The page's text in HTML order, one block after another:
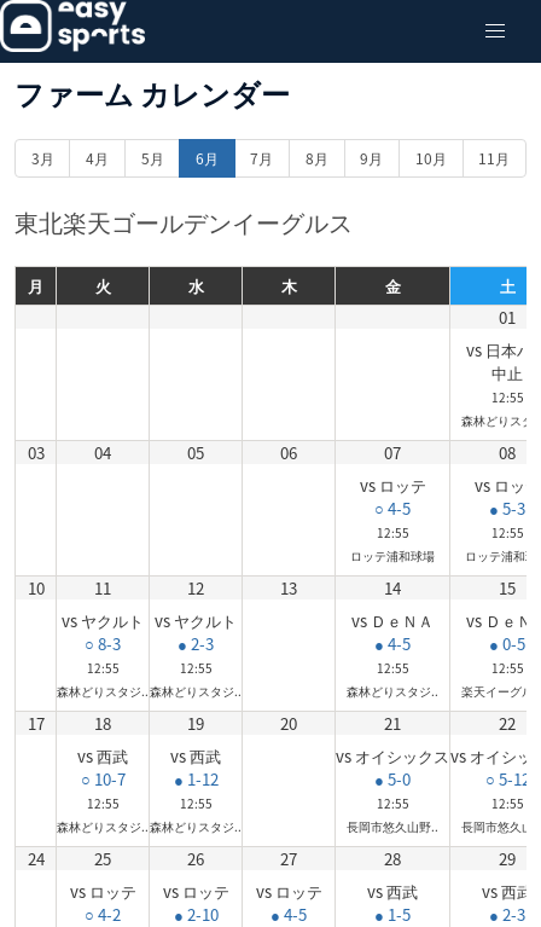
ファーム カレンダー
3月 4月 5月 6月 7月 8月 9月 10月 11月
東北楽天ゴールデンイーグルス
月 火 水 木 金
土
01
vs 日本ハ
中止
12:55
森林どりスタ
03 04 05 06
07
vs ロッテ
○ 4-5
12:55
ロッテ浦和球場
08
vs ロッテ
● 5-3
12:55
ロッテ浦和球
10
11
vs ヤクルト
○ 8-3
12:55
森林どりスタジ..
12
vs ヤクルト
● 2-3
12:55
森林どりスタジ..
13
14
vs ＤｅＮＡ
● 4-5
12:55
森林どりスタジ..
15
vs ＤｅＮ
● 0-5
12:55
楽天イーグル
17
18
vs 西武
○ 10-7
12:55
森林どりスタジ..
19
vs 西武
● 1-12
12:55
森林どりスタジ..
20
21
vs オイシックス
● 5-0
12:55
長岡市悠久山野..
22
vs オイシッ
○ 5-12
12:55
長岡市悠久山
24
25
vs ロッテ
○ 4-2
26
vs ロッテ
● 2-10
27
vs ロッテ
● 4-5
28
vs 西武
● 1-5
29
vs 西武
● 2-3